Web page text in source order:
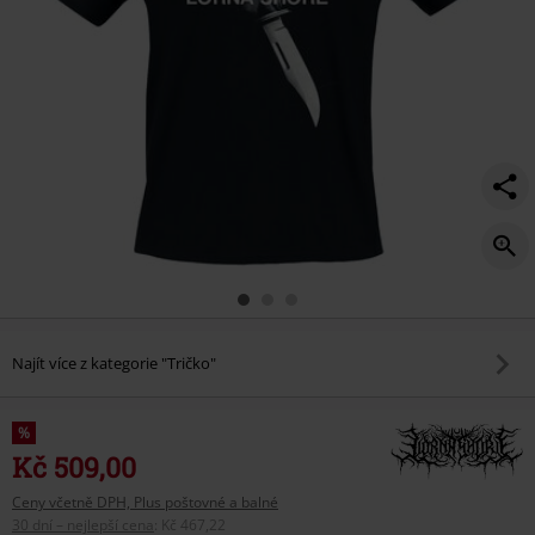
Najít více z kategorie "Tričko"
%
Kč 509,00
Ceny včetně DPH, Plus poštovné a balné
30 dní – nejlepší cena
Kč 467,22